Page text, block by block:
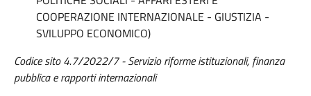
COOPERAZIONE INTERNAZIONALE - GIUSTIZIA -
SVILUPPO ECONOMICO)
Codice sito 4.7/2022/7 - Servizio riforme istituzionali, finanza
pubblica e rapporti internazionali